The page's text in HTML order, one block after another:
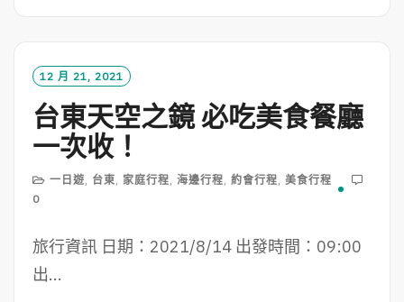
O
R
E
12 月 21, 2021
台東天空之鏡 必吃美食餐廳
一次收！
一日遊, 台東, 家庭行程, 海邊行程, 約會行程, 美食行程
0
旅行資訊 日期：2021/8/14 出發時間：09:00
出...